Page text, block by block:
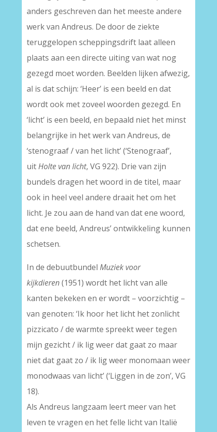
anders geschreven dan het meeste andere
werk van Andreus. De door de ziekte
teruggelopen scheppingsdrift laat alleen
plaats aan een directe uiting van wat nog
gezegd moet worden. Beelden lijken afwezig,
al is dat schijn: ‘Heer’ is een beeld en dat
wordt ook met zoveel woorden gezegd. En
‘licht’ is een beeld, en bepaald niet het minst
belangrijke in het werk van Andreus, de
‘stenograaf / van het licht’ (‘Stenograaf’,
uitHolte van licht, VG 922). Drie van zijn
bundels dragen het woord in de titel, maar
ook in heel veel andere draait het om het
licht. Je zou aan de hand van dat ene woord,
dat ene beeld, Andreus’ ontwikkeling kunnen
schetsen.
In de debuutbundel Muziek voor
kijkdieren(1951) wordt het licht van alle
kanten bekeken en er wordt – voorzichtig –
van genoten: ‘Ik hoor het licht het zonlicht
pizzicato / de warmte spreekt weer tegen
mijn gezicht / ik lig weer dat gaat zo maar
niet dat gaat zo / ik lig weer monomaan weer
monodwaas van licht’ (‘Liggen in de zon’, VG
18).
Als Andreus langzaam leert meer van het
leven te vragen en het felle licht van Italië